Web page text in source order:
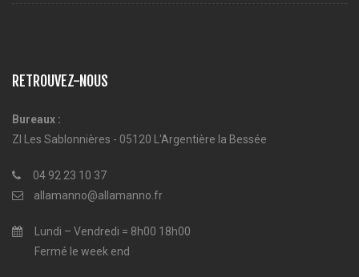
RETROUVEZ-NOUS
Bureaux :
ZI Les Sablonnières - 05120 L'Argentière la Bessée
04 92 23 10 37
allamanno@allamanno.fr
Lundi – Vendredi = 8h00 18h00
Fermé le week end